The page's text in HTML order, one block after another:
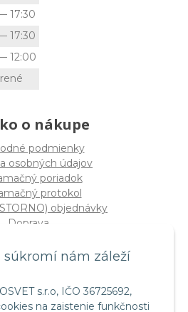
súkromí nám záleží
s.r.o, IČO 36725692,
na zaistenie funkčnosti
17:30
17:30
12:00
o nákupe
podmienky
osobných údajov
poriadok
protokol
objednávky
Doprava
"Vianoce 2025"
a služby